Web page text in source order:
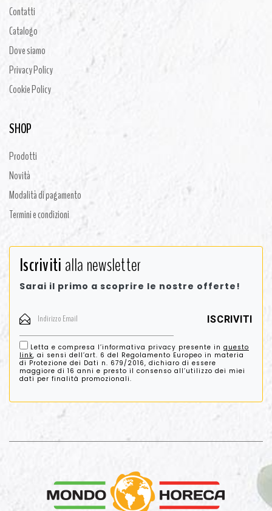
Contatti
Catalogo
Dove siamo
Privacy Policy
Cookie Policy
SHOP
Prodotti
Novità
Modalità di pagamento
Termini e condizioni
Iscrivitialla newsletter
Sarai il primo a scoprire le nostre offerte!
Letta e compresa l’informativa privacy presente in questo
link, ai sensi dell’art. 6 del Regolamento Europeo in materia
di Protezione dei Dati n. 679/2016, dichiaro di essere
maggiore di 16 anni e presto il consenso all’utilizzo dei miei
dati per finalità promozionali.